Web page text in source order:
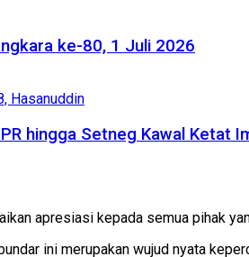
ke-80, 1 Juli 2026
hingga Setneg Kawal Ketat
apresiasi kepada semua pihak
ini merupakan wujud nyata